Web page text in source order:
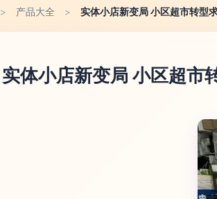
> 产品大全 > 实体小店新变局 小区超市转型
实体小店新变局 小区超市